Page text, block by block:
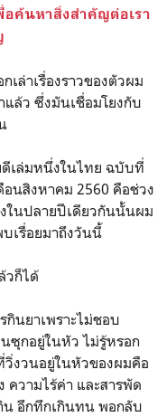
ค้นหาสิ่งสำคัญต่อเรา
เล่าเรื่องราวของตัวผม
ล้ว ซึ่งมันเชื่อมโยงกับ
ดีเล่มหนึ่งในไทย ฉบับที่
นสิงหาคม 2560 คือช่วง
ในปลายปีเดียวกันนั้นผม
เรื่อยมาถึงวันนี้
วก็ได้
นยาเพราะไม่ชอบ
ซุกอยู่ในหัว ไม่รู้หรอก
วิ่งวนอยู่ในหัวของผมคือ
วามไร้ค่า และสารพัด
น อึกทึกเกินทน พอกลับ